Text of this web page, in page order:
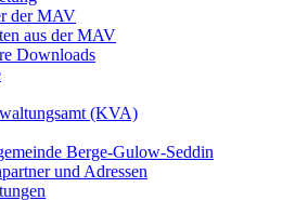
der MAV
aus der MAV
Downloads
(KVA)
Berge-Gulow-Seddin
und Adressen